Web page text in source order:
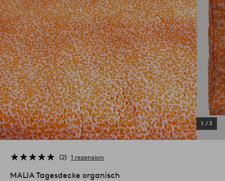
1 /3
2 1 rezension
MALIA Tagesdecke organisch